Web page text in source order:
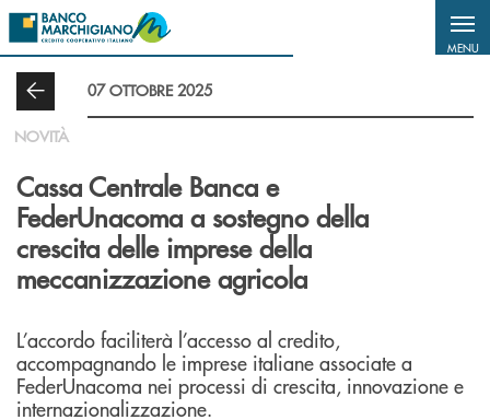
Salta al contenuto principale
MENU
07 OTTOBRE 2025
NOVITÀ
Cassa Centrale Banca e
FederUnacoma a sostegno della
crescita delle imprese della
meccanizzazione agricola
L’accordo faciliterà l’accesso al credito,
accompagnando le imprese italiane associate a
FederUnacoma nei processi di crescita, innovazione e
internazionalizzazione.